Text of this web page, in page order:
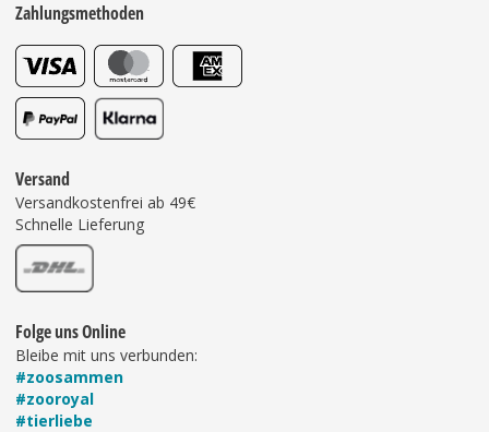
Zahlungsmethoden
Versand
Versandkostenfrei ab 49€
Schnelle Lieferung
Folge uns Online
Bleibe mit uns verbunden:
#zoosammen
#zooroyal
#tierliebe